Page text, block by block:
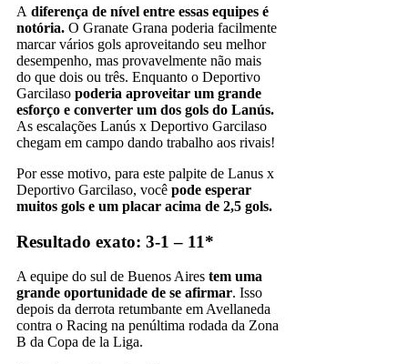
A diferença de nível entre essas equipes é
notória. O Granate Grana poderia facilmente
marcar vários gols aproveitando seu melhor
desempenho, mas provavelmente não mais
do que dois ou três. Enquanto o Deportivo
Garcilaso poderia aproveitar um grande
esforço e converter um dos gols do Lanús.
As escalações Lanús x Deportivo Garcilaso
chegam em campo dando trabalho aos rivais!
Por esse motivo, para este palpite de Lanus x
Deportivo Garcilaso, você pode esperar
muitos gols e um placar acima de 2,5 gols.
Resultado exato: 3-1 – 11*
A equipe do sul de Buenos Aires tem uma
grande oportunidade de se afirmar. Isso
depois da derrota retumbante em Avellaneda
contra o Racing na penúltima rodada da Zona
B da Copa de la Liga.